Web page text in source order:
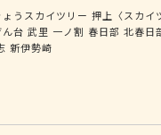
ょうスカイツリー 押上〈スカイ
台 武里 一ノ割 春日部 北春日
新伊勢崎